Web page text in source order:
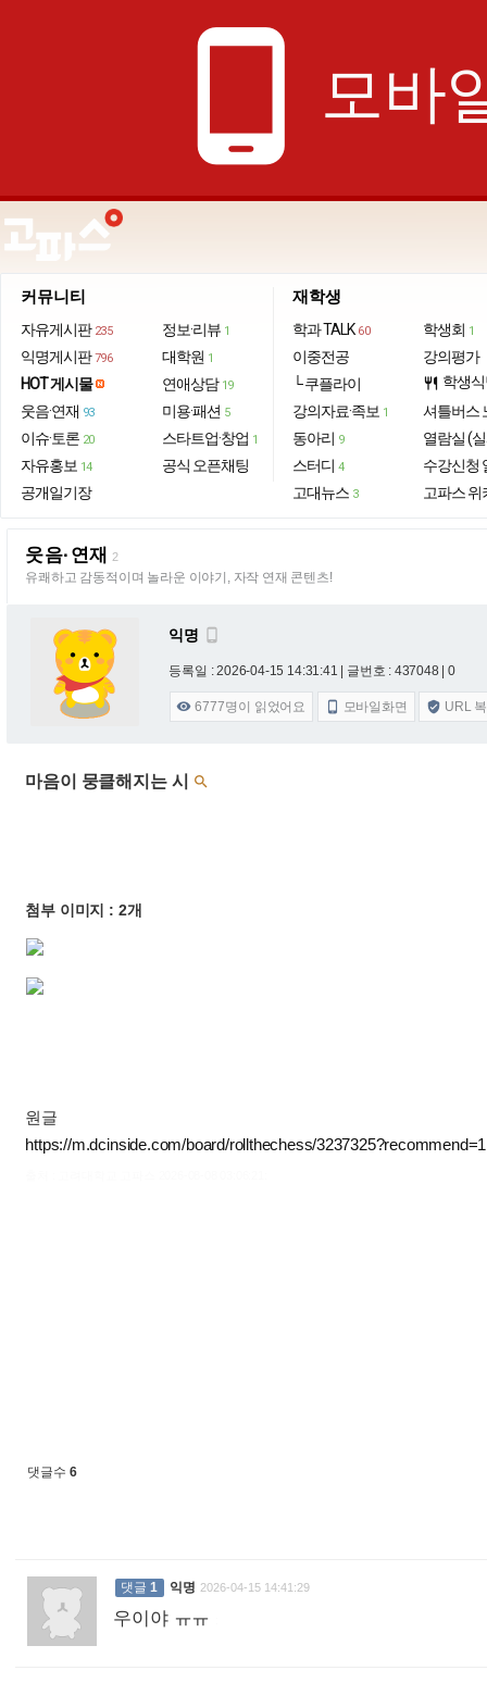
phone_android 모바
커뮤니티
자유게시판 235
익명게시판 796
HOT 게시물
웃음·연재 93
이슈·토론 20
자유홍보 14
공개일기장
정보·리뷰 1
대학원 1
연애상담 19
미용·패션 5
스타트업·창업 1
공식 오픈채팅
재학생
학과 TALK 60
이중전공
└ 쿠플라이
강의자료·족보 1
동아리 9
스터디 4
고대뉴스 3
학생회 1
강의평가
restaurant 학생
셔틀버스
열람실 (
수강신청
고파스 위
웃음·연재 2
유쾌하고 감동적이며 놀라운 이야기, 자작 연재 콘텐츠!
익명 
등록일 : 2026-04-15 14:31:41 | 글번호 : 437048 | 0
 6777명이 읽었어요  모바일화면  URL
마음이 뭉클해지는 시 
첨부 이미지 : 2개
원글
https://m.dcinside.com/board/rollthechess/3237325?recommend=1
댓글수 6
댓글 1 익명 2026-04-15 14:41:29
우이야 ㅠㅠ